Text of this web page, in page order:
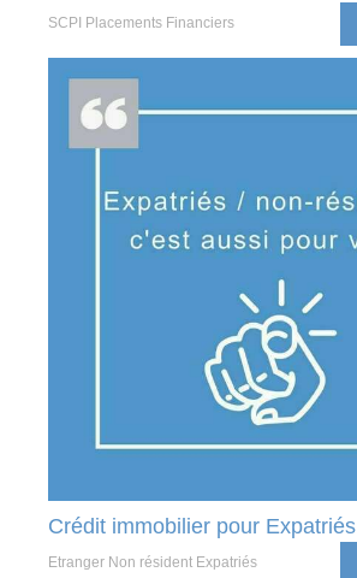
SCPI Placements Financiers
Crédit immobilier pour Expatriés
Etranger Non résident Expatriés